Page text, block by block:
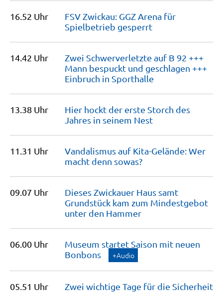
16.52 Uhr
FSV Zwickau: GGZ Arena für
Spielbetrieb gesperrt
14.42 Uhr
Zwei Schwerverletzte auf B 92 +++
Mann bespuckt und geschlagen +++
Einbruch in Sporthalle
13.38 Uhr
Hier hockt der erste Storch des
Jahres in seinem Nest
11.31 Uhr
Vandalismus auf Kita-Gelände: Wer
macht denn sowas?
09.07 Uhr
Dieses Zwickauer Haus samt
Grundstück kam zum Mindestgebot
unter den Hammer
06.00 Uhr
Museum startet Saison mit neuen
Bonbons
+Audio
05.51 Uhr Zwei wichtige Tage für die Sicherheit